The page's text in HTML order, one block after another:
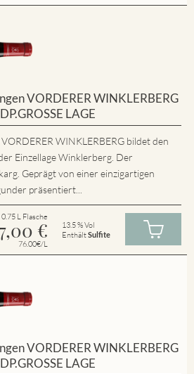
VORDERER WINKLERBERG
LAGE
WINKLERBERG bildet den
Einzellage Winklerberg. Der
Geprägt von einer einzigartigen
präsentiert...
0.75 L Flasche
€
76.00€/L
13.5 % Vol
EnthältSulfite
VORDERER WINKLERBERG
LAGE